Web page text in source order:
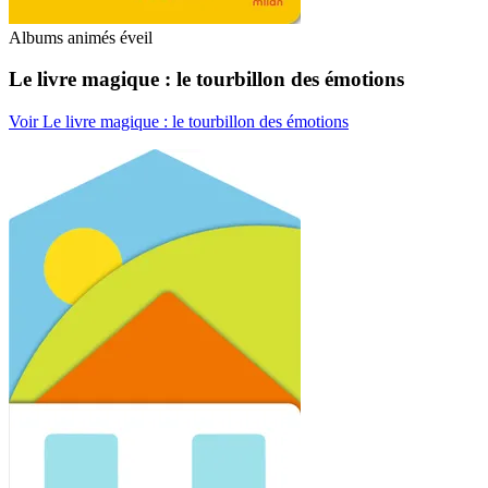
Albums animés éveil
Le livre magique : le tourbillon des émotions
Voir Le livre magique : le tourbillon des émotions